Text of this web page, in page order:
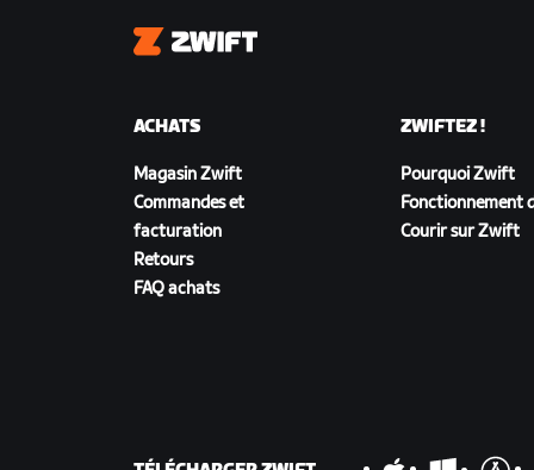
Zwift
ACHATS
Magasin Zwift
Commandes et
facturation
Retours
FAQ achats
ZWIFTEZ !
Pourquoi Zwift
Fonctionnement
Courir sur Zwift